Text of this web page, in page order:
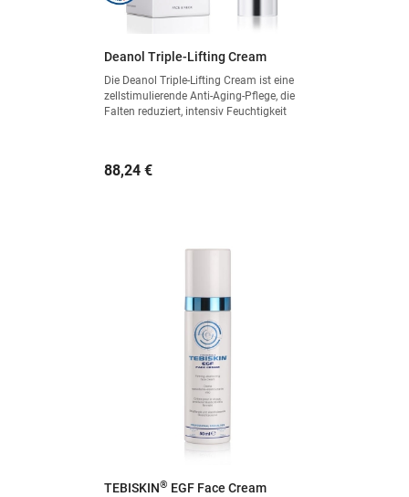
Deanol Triple-Lifting Cream
Die Deanol Triple-Lifting Cream ist eine
zellstimulierende Anti-Aging-Pflege, die
Falten reduziert, intensiv Feuchtigkeit
Preis
88,24 €
TEBISKIN® EGF Face Cream